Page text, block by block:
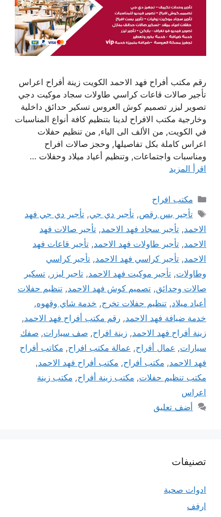
رقم مكتب أفراح فهد الاحمد الكويت زينة أفراح اعراس
تأجير صالات قاعات كراسي طاولات سجاد موكيت دجي
تصوير ليزر تصميم كوش العروس تسكير حدائق داخلية
وخارجية مكتب الافراح لدينا بتنظيم كافة أنواع المناسبات
في الكويت, من الألف الى الياء, من تنظيم حفلات
اعراس كاملة بكل تفاصيلها, وحجز صالات افراح
ومناسبات واجتماعات, وتنظيم أعياد ميلاد وحفلات …
اقرأ المزيد
التصنيفات
مكتب افراح
الوسوم
تأجير بس رقص,تأجير دي جي,تأجير دي جي فهد
الاحمد, تأجير سجاد فهد الاحمد, تأجير صالات فهد
الاحمد, تأجير طاولات فهد الاحمد, تأجير قاعات فهد
الاحمد, تأجير كراسي فهد الاحمد, تأجير كراسي
وطاولات, تأجير موكيت فهد الاحمد, تاجير ليزر , تسكير
صالات وحدائق, تصميم كوش فهد الاحمد, تنظيم حفلات
أعياد ميلاد, تنظيم حفلات تخرج, خدمة شاي وقهوه,
خدمة ضيافة فهد الاحمد, رقم مكتب أفراح فهد الاحمد,
زينة أفراح فهد الاحمد, زينة افراح, صف سيارات, صفك
سيارات, عمال أفراح, عمالة مكتب افراح, مكاتب أفراح
فهد الاحمد, مكتب أفراح, مكتب أفراح فهد الاحمد,
مكتب تنظيم حفلات, مكتب زينة أفراح, مكتب زينة
اعراس
أضف تعليق
تصنيفات
ادوات صحية
ارفف